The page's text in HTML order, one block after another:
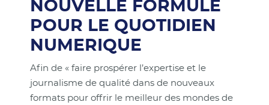
NOUVELLE FORMULE
POUR LE QUOTIDIEN
NUMERIQUE
Afin de « faire prospérer l’expertise et le
journalisme de qualité dans de nouveaux
formats pour offrir le meilleur des mondes de